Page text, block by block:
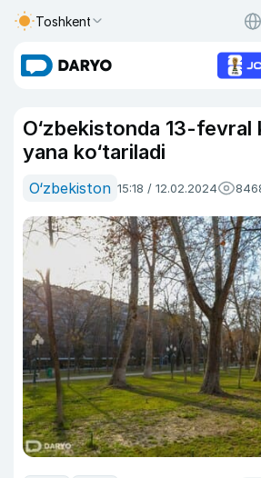
Toshkent
O‘zbekistonda 13-fevral
yana ko‘tariladi
O‘zbekiston 15:18 / 12.02.2024